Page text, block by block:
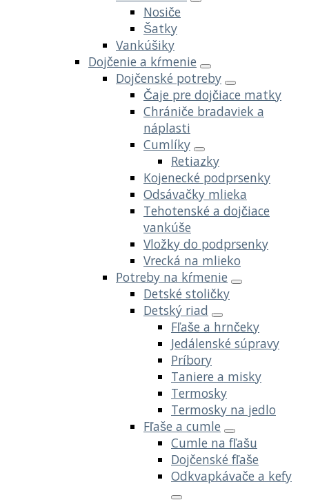
Nosiče
Šatky
Vankúšiky
Dojčenie a kŕmenie
Dojčenské potreby
Čaje pre dojčiace matky
Chrániče bradaviek a
náplasti
Cumlíky
Retiazky
Kojenecké podprsenky
Odsávačky mlieka
Tehotenské a dojčiace
vankúše
Vložky do podprsenky
Vrecká na mlieko
Potreby na kŕmenie
Detské stoličky
Detský riad
Fľaše a hrnčeky
Jedálenské súpravy
Príbory
Taniere a misky
Termosky
Termosky na jedlo
Fľaše a cumle
Cumle na fľašu
Dojčenské fľaše
Odkvapkávače a kefy